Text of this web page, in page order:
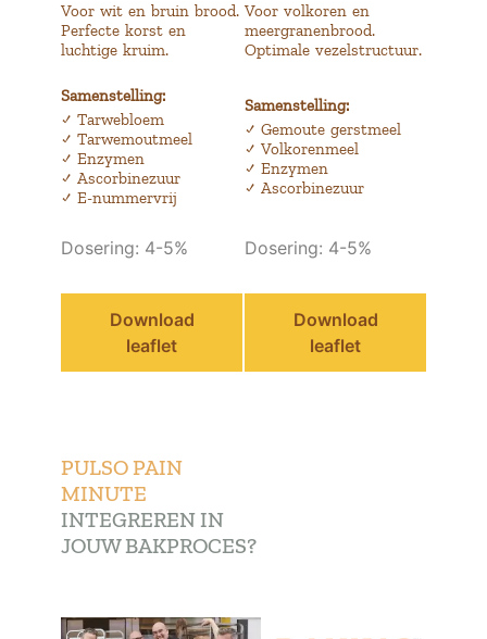
Voor wit en bruin brood.
Perfecte korst en
luchtige kruim.
Voor volkoren en
meergranenbrood.
Optimale vezelstructuur.
Samenstelling:
✓ Tarwebloem
✓ Tarwemoutmeel
✓ Enzymen
✓ Ascorbinezuur
✓ E-nummervrij
Samenstelling:
✓ Gemoute gerstmeel
✓ Volkorenmeel
✓ Enzymen
✓ Ascorbinezuur
Dosering: 4-5% Dosering: 4-5%
Download
leaflet
Download
leaflet
PULSO PAIN
MINUTE
INTEGREREN IN
JOUW BAKPROCES?